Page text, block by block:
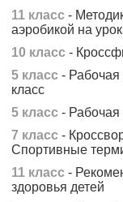
11 класс -
аэробикой на
10 класс -
5 класс - Рабочая
класс
5 класс - Рабочая
7 класс -
Спортивные
11 класс -
здоровья детей